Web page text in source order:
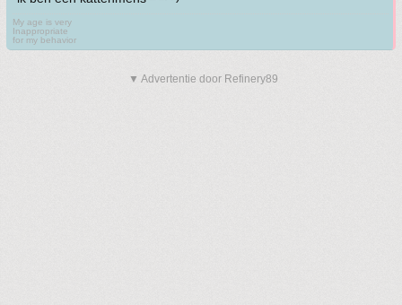
My age is very
Inappropriate
for my behavior
▼ Advertentie door Refinery89